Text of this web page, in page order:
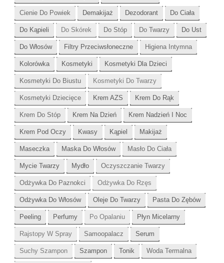
Cienie Do Powiek Demakijaż Dezodorant Do Ciała
Do Kąpieli Do Skórek Do Stóp Do Twarzy Do Ust
Do Włosów Filtry Przeciwsłoneczne Higiena Intymna
Kolorówka Kosmetyki Kosmetyki Dla Dzieci
Kosmetyki Do Biustu Kosmetyki Do Twarzy
Kosmetyki Dziecięce Krem AZS Krem Do Rąk
Krem Do Stóp Krem Na Dzień Krem Nadzień I Noc
Krem Pod Oczy Kwasy Kąpiel Makijaż
Maseczka Maska Do Włosów Masło Do Ciała
Mycie Twarzy Mydło Oczyszczanie Twarzy
Odżywka Do Paznokci Odżywka Do Rzęs
Odżywka Do Włosów Oleje Do Twarzy Pasta Do Zębów
Peeling Perfumy Po Opalaniu Płyn Micelarny
Rajstopy W Spray Samoopalacz Serum
Suchy Szampon Szampon Tonik Woda Termalna